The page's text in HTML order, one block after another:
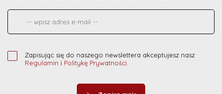
Zapisując się do naszego newslettera akceptujesz nasz
Regulamin i Politykę Prywatności